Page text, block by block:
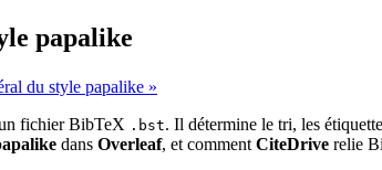
papalike
du style papalike »
fichier BibTeX .bst. Il détermine le tri, les
dans Overleaf, et comment CiteDrive relie